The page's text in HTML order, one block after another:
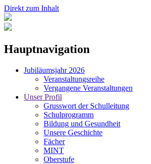
Direkt zum Inhalt
Hauptnavigation
Jubiläumsjahr 2026
Veranstaltungsreihe
Vergangene Veranstaltungen
Unser Profil
Grusswort der Schulleitung
Schulprogramm
Bildung und Gesundheit
Unsere Geschichte
Fächer
MINT
Oberstufe